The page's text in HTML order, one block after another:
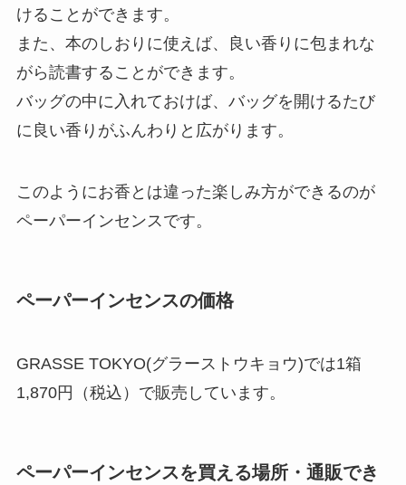
けることができます。
また、本のしおりに使えば、良い香りに包まれな
がら読書することができます。
バッグの中に入れておけば、バッグを開けるたび
に良い香りがふんわりと広がります。
このようにお香とは違った楽しみ方ができるのが
ペーパーインセンスです。
ペーパーインセンスの価格
GRASSE TOKYO(グラーストウキョウ)では1箱
1,870円（税込）で販売しています。
ペーパーインセンスを買える場所・通販でき